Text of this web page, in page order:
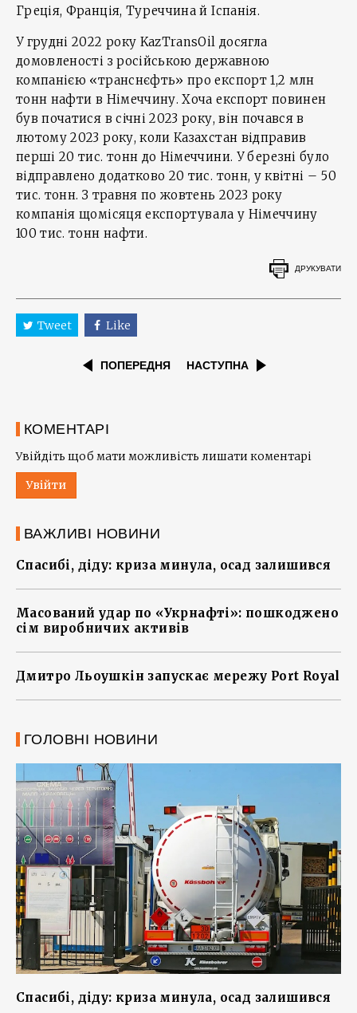
Греція, Франція, Туреччина й Іспанія.
У грудні 2022 року KazTransOil досягла
домовленості з російською державною
компанією «транснєфть» про експорт 1,2 млн
тонн нафти в Німеччину. Хоча експорт повинен
був початися в січні 2023 року, він почався в
лютому 2023 року, коли Казахстан відправив
перші 20 тис. тонн до Німеччини. У березні було
відправлено додатково 20 тис. тонн, у квітні – 50
тис. тонн. З травня по жовтень 2023 року
компанія щомісяця експортувала у Німеччину
100 тис. тонн нафти.
ДРУКУВАТИ
Tweet Like
ПОПЕРЕДНЯ НАСТУПНА
КОМЕНТАРІ
Увійдіть щоб мати можливість лишати коментарі
Увійти
ВАЖЛИВІ НОВИНИ
Спасибі, діду: криза минула, осад залишився
Масований удар по «Укрнафті»: пошкоджено
сім виробничих активів
Дмитро Льоушкін запускає мережу Port Royal
ГОЛОВНІ НОВИНИ
Спасибі, діду: криза минула, осад залишився